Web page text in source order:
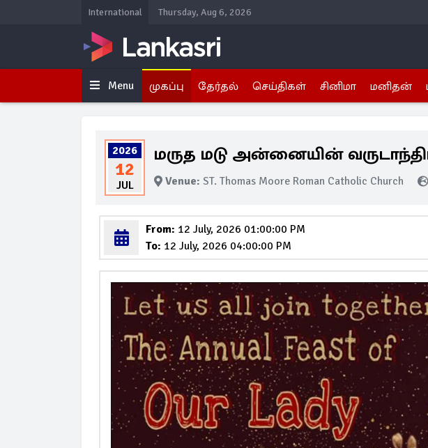
International Thursday, Aug 6, 2026
Menu முகப்பு தேர்தல் செய்திகள் சினிமா மனிதன்
2026
12
JUL
மருத மடு அன்னையின்
Venue: ST. Thomas Moore Roman Catholic Church
From: 12 July, 2026 01:00:00 PM
To: 12 July, 2026 04:00:00 PM